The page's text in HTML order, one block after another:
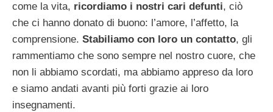
come la vita, ricordiamo i nostri cari defunti, ciò
che ci hanno donato di buono: l’amore, l’affetto, la
comprensione. Stabiliamo con loro un contatto, gli
rammentiamo che sono sempre nel nostro cuore, che
non li abbiamo scordati, ma abbiamo appreso da loro
e siamo andati avanti più forti grazie ai loro
insegnamenti.